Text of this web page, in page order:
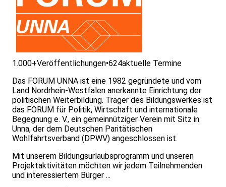
1.000+Veröffentlichungen•624aktuelle Termine
Das FORUM UNNA ist eine 1982 gegründete und vom
Land Nordrhein-Westfalen anerkannte Einrichtung der
politischen Weiterbildung. Träger des Bildungswerkes ist
das FORUM für Politik, Wirtschaft und internationale
Begegnung e. V., ein gemeinnütziger Verein mit Sitz in
Unna, der dem Deutschen Paritätischen
Wohlfahrtsverband (DPWV) angeschlossen ist.
Mit unserem Bildungsurlaubsprogramm und unseren
Projektaktivitäten möchten wir jedem Teilnehmenden
und interessiertem Bürger ...